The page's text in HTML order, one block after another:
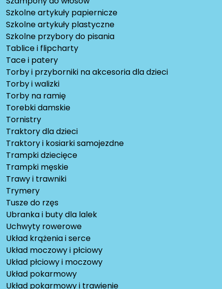
Szkolne artykuły papiernicze
Szkolne artykuły plastyczne
Szkolne przybory do pisania
Tablice i flipcharty
Tace i patery
Torby i przyborniki na akcesoria dla dzieci
Torby i walizki
Torby na ramię
Torebki damskie
Tornistry
Traktory dla dzieci
Traktory i kosiarki samojezdne
Trampki dziecięce
Trampki męskie
Trawy i trawniki
Trymery
Tusze do rzęs
Ubranka i buty dla lalek
Uchwyty rowerowe
Układ krążenia i serce
Układ moczowy i płciowy
Układ płciowy i moczowy
Układ pokarmowy
Układ pokarmowy i trawienie